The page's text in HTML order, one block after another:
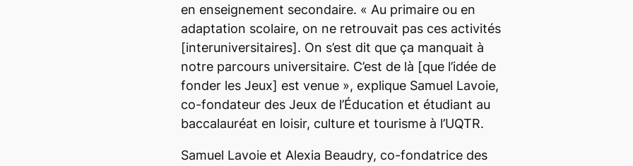
en enseignement secondaire. « Au primaire ou en
adaptation scolaire, on ne retrouvait pas ces activités
[interuniversitaires]. On s’est dit que ça manquait à
notre parcours universitaire. C’est de là [que l’idée de
fonder les Jeux] est venue », explique Samuel Lavoie,
co-fondateur des Jeux de l’Éducation et étudiant au
baccalauréat en loisir, culture et tourisme à l’UQTR.
Samuel Lavoie et Alexia Beaudry, co-fondatrice des